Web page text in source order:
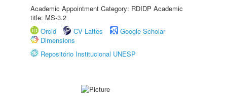
Academic Appointment Category: RDIDP Academic
title: MS-3.2
Orcid
CV Lattes
Google Scholar
Dimensions
Repositório Institucional UNESP